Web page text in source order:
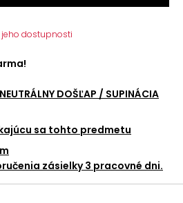
dostupnosti
NEUTRÁLNY DOŠĽAP / SUPINÁCIA
sa tohto predmetu
zásielky 3 pracovné dni.